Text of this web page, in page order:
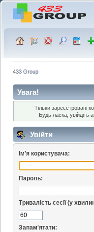
433 Group
Увага!
Тільки зареєстровані
Будь ласка, увійдіть
Увійти
Ім'я користувача:
Пароль:
Тривалість сесії (у
Запам'ятати: